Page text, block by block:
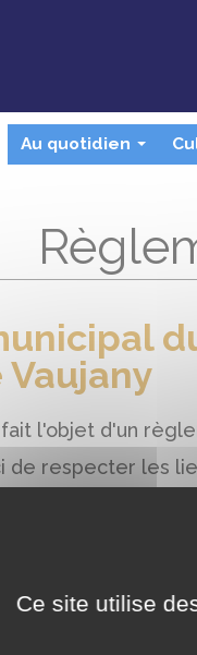
l'objet d'un
de respecter les
du cimetière
Au quotidien
Ce site utilise